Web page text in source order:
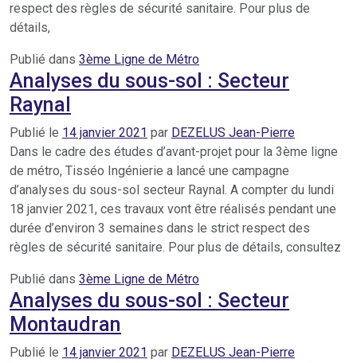
respect des règles de sécurité sanitaire. Pour plus de
détails,
Publié dans 3ème Ligne de Métro
Analyses du sous-sol : Secteur
Raynal
Publié le 14 janvier 2021 par DEZELUS Jean-Pierre
Dans le cadre des études d’avant-projet pour la 3ème ligne
de métro, Tisséo Ingénierie a lancé une campagne
d’analyses du sous-sol secteur Raynal. A compter du lundi
18 janvier 2021, ces travaux vont être réalisés pendant une
durée d’environ 3 semaines dans le strict respect des
règles de sécurité sanitaire. Pour plus de détails, consultez
Publié dans 3ème Ligne de Métro
Analyses du sous-sol : Secteur
Montaudran
Publié le 14 janvier 2021 par DEZELUS Jean-Pierre